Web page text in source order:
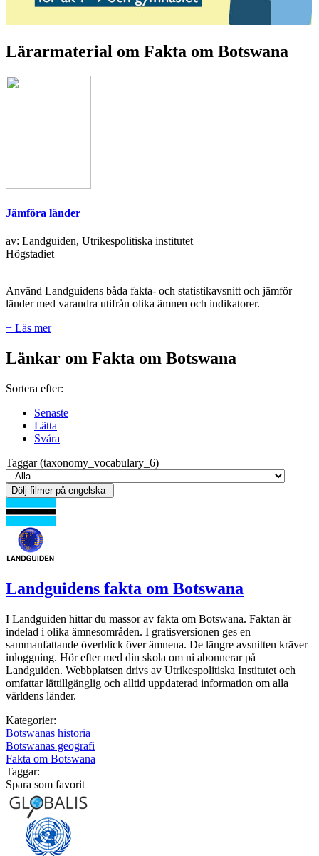
Lärarmaterial om Fakta om Botswana
Jämföra länder
av: Landguiden, Utrikespolitiska institutet
Högstadiet
Använd Landguidens båda fakta- och statistikavsnitt och jämför
länder med varandra utifrån olika ämnen och indikatorer.
+ Läs mer
Länkar om Fakta om Botswana
Sortera efter:
Senaste
Lätta
Svåra
Taggar (taxonomy_vocabulary_6)
Landguidens fakta om Botswana
I Landguiden hittar du massor av fakta om Botswana. Faktan är
indelad i olika ämnesområden. I gratisversionen ges en
sammanfattande överblick över ämnena. De längre avsnitten kräver
inloggning. Hör efter med din skola om ni abonnerar på
Landguiden. Webbplatsen drivs av Utrikespolitiska Institutet och
omfattar lättillgänglig och alltid uppdaterad information om alla
världens länder.
Kategorier:
Botswanas historia
Botswanas geografi
Fakta om Botswana
Taggar:
Spara som favorit